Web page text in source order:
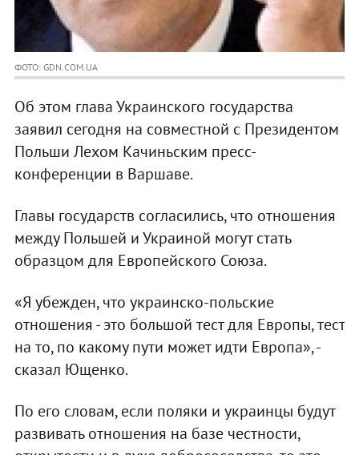
ФОТО: GDN.COM.UA
Об этом глава Украинского государства
заявил сегодня на совместной с Президентом
Польши Лехом Качиньским пресс-
конференции в Варшаве.
Главы государств согласились, что отношения
между Польшей и Украиной могут стать
образцом для Европейского Союза.
«Я убежден, что украинско-польские
отношения - это большой тест для Европы, тест
на то, по какому пути может идти Европа», -
сказал Ющенко.
По его словам, если поляки и украинцы будут
развивать отношения на базе честности,